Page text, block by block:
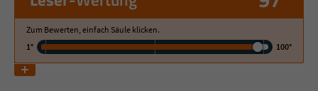
Zum Bewerten, einfach Säule klicken.
1°
100°
Name tx_pwcomments_ahash
Anbieter Literatur-Couch Medien GmbH & Co. KG